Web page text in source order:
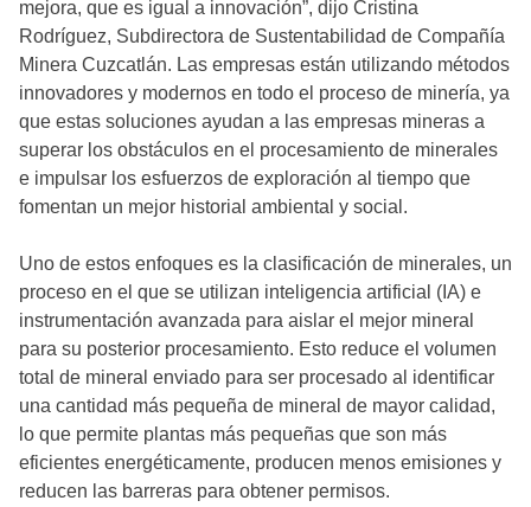
mejora, que es igual a innovación”, dijo Cristina
Rodríguez, Subdirectora de Sustentabilidad de Compañía
Minera Cuzcatlán. Las empresas están utilizando métodos
innovadores y modernos en todo el proceso de minería, ya
que estas soluciones ayudan a las empresas mineras a
superar los obstáculos en el procesamiento de minerales
e impulsar los esfuerzos de exploración al tiempo que
fomentan un mejor historial ambiental y social.
Uno de estos enfoques es la clasificación de minerales, un
proceso en el que se utilizan inteligencia artificial (IA) e
instrumentación avanzada para aislar el mejor mineral
para su posterior procesamiento. Esto reduce el volumen
total de mineral enviado para ser procesado al identificar
una cantidad más pequeña de mineral de mayor calidad,
lo que permite plantas más pequeñas que son más
eficientes energéticamente, producen menos emisiones y
reducen las barreras para obtener permisos.